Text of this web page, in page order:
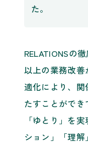
た。
RELATIONSの
以上の業務改
適化により、
たすことがで
「ゆとり」を
ション」「理